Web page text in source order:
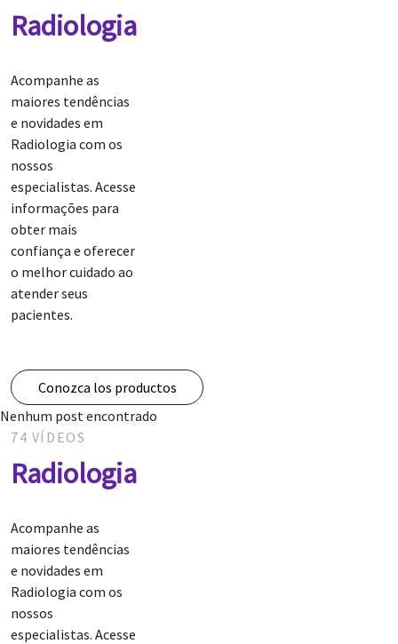
Radiologia
Acompanhe as
maiores tendências
e novidades em
Radiologia com os
nossos
especialistas. Acesse
informações para
obter mais
confiança e oferecer
o melhor cuidado ao
atender seus
pacientes.
Conozca los productos
Nenhum post encontrado
74 VÍDEOS
Radiologia
Acompanhe as
maiores tendências
e novidades em
Radiologia com os
nossos
especialistas. Acesse